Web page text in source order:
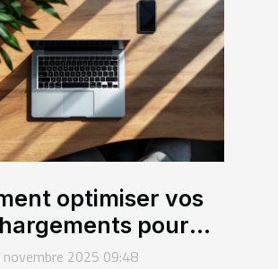
optimiser vos
pour
maximale ?
novembre 2025 09:48